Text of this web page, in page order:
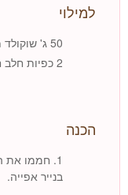
למילוי
50 ג' שוקולד מריר/חלב קצוץ
2 כפיות חלב חמים
הכנה
בנייר אפייה.